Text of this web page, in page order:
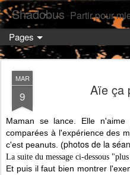
Shadobus Partir pour
Pages
MAR
9 Aïe ça
Maman se lance. Elle
comparées à l'expérience des
c'est peanuts. (photos de la
La suite du message ci-dessous
Et puis il faut bien montrer